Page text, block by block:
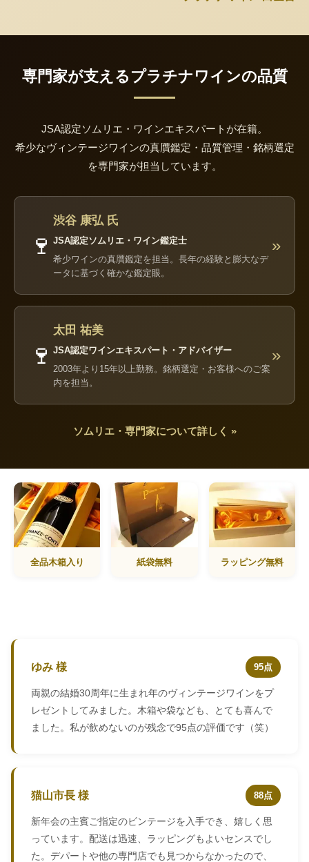
専門家が支えるプラチナワインの品質
JSA認定ソムリエ・ワインエキスパートが在籍。
希少なヴィンテージワインの真贋鑑定・品質管理・銘柄選定
を専門家が担当しています。
🍷
渋谷 康弘 氏
JSA認定ソムリエ・ワイン鑑定士
希少ワインの真贋鑑定を担当。長年の経験と膨大なデ
ータに基づく確かな鑑定眼。
»
🍷
太田 祐美
JSA認定ワインエキスパート・アドバイザー
2003年より15年以上勤務。銘柄選定・お客様へのご案
内を担当。
»
ソムリエ・専門家について詳しく »
全品木箱入り 紙袋無料 ラッピング無料
ゆみ 様 95点
両親の結婚30周年に生まれ年のヴィンテージワインをプ
レゼントしてみました。木箱や袋なども、とても喜んで
ました。私が飲めないのが残念で95点の評価です（笑）
猫山市長 様 88点
新年会の主賓ご指定のビンテージを入手でき、嬉しく思
っています。配送は迅速、ラッピングもよいセンスでし
た。デパートや他の専門店でも見つからなかったので、